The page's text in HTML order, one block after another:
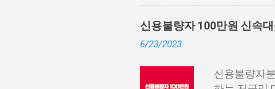
신 등급에 따
납부 내역
이 필요한 경
있으며, 통신
신용불량자 100만원 신속
6/23/2023
신용불량자